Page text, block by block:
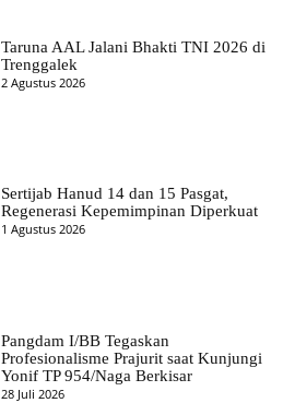
Taruna AAL Jalani Bhakti TNI 2026 di
Trenggalek
2 Agustus 2026
Sertijab Hanud 14 dan 15 Pasgat,
Regenerasi Kepemimpinan Diperkuat
1 Agustus 2026
Pangdam I/BB Tegaskan
Profesionalisme Prajurit saat Kunjungi
Yonif TP 954/Naga Berkisar
28 Juli 2026